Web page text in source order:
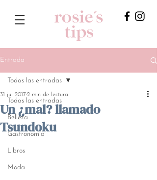
Entrada
Todas las entradas
Belleza
Gastronomía
Libros
Moda
Todas las entradas
Un ¿mal? llamado
Tsundoku
31 jul 2017 2 min de lectura